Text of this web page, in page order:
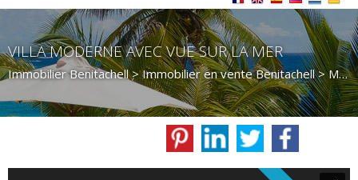
VILLA MODERNE AVEC VUE SUR LA MER
Immobilier Benitachell >Immobilier en vente Benitachell >Maison Villa en vente Benitachell